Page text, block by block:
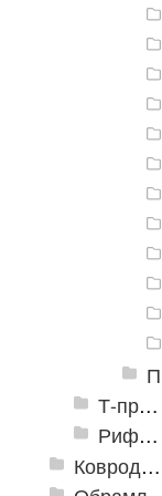
Т-профиль
Рифленые алюминиевые листы и углы квинтет
Ковродержатели